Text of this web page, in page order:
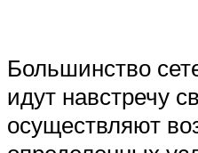
Большинство
идут навстречу
осуществляют